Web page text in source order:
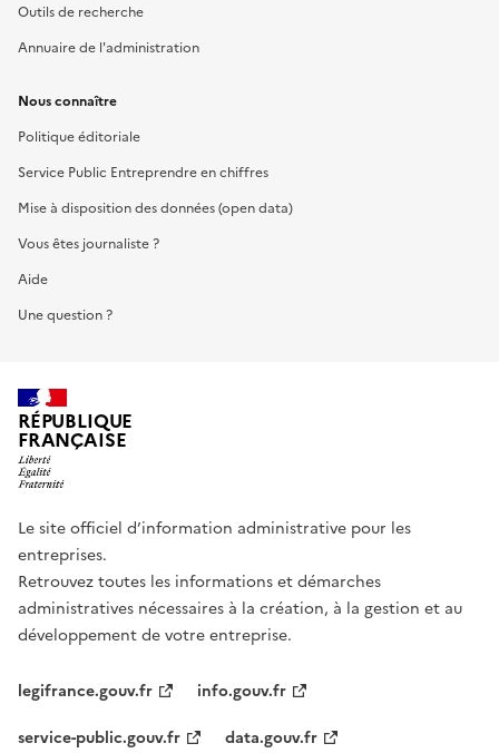
Outils de recherche
Annuaire de l'administration
Nous connaître
Politique éditoriale
Service Public Entreprendre en chiffres
Mise à disposition des données (open data)
Vous êtes journaliste ?
Aide
Une question ?
RÉPUBLIQUE
FRANÇAISE
Le site officiel d’information administrative pour les
entreprises.
Retrouvez toutes les informations et démarches
administratives nécessaires à la création, à la gestion et au
développement de votre entreprise.
legifrance.gouv.fr
info.gouv.fr
service-public.gouv.fr
data.gouv.fr